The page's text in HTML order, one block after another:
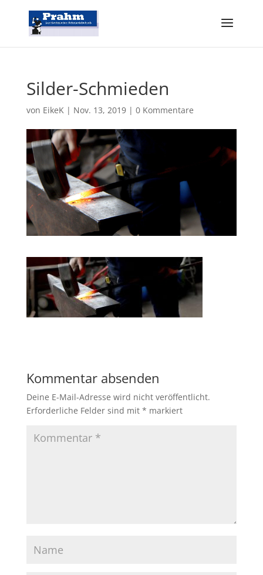
Silder-Schmieden
von EikeK| Nov. 13, 2019| 0 Kommentare
Kommentar absenden
Deine E-Mail-Adresse wird nicht veröffentlicht.
Erforderliche Felder sind mit * markiert